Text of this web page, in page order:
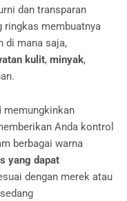
dan transparan
ringkas membuatnya
di mana saja,
kulit, minyak,
memungkinkan
Anda kontrol
berbagai warna
yang dapat
dengan merek atau